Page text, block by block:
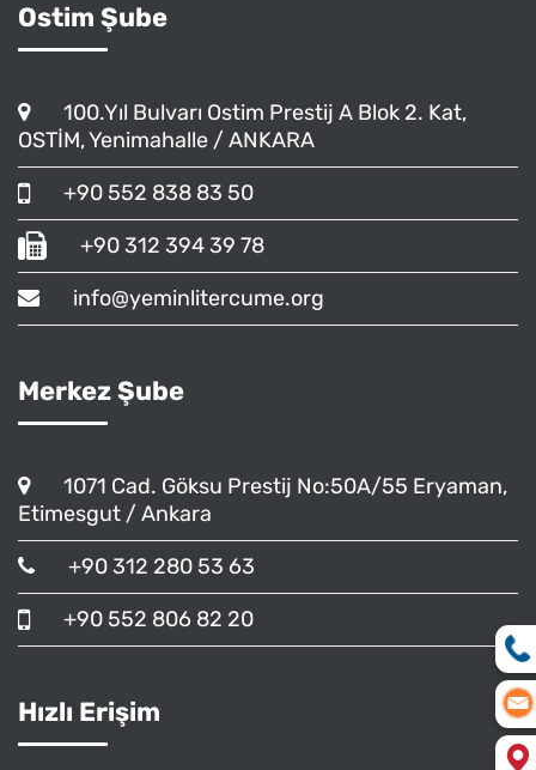
Ostim Şube
100.Yıl Bulvarı Ostim Prestij A Blok 2. Kat,
OSTİM, Yenimahalle / ANKARA
+90 552 838 83 50
+90 312 394 39 78
info@yeminlitercume.org
Merkez Şube
1071 Cad. Göksu Prestij No:50A/55 Eryaman,
Etimesgut / Ankara
+90 312 280 53 63
+90 552 806 82 20
Hızlı Erişim